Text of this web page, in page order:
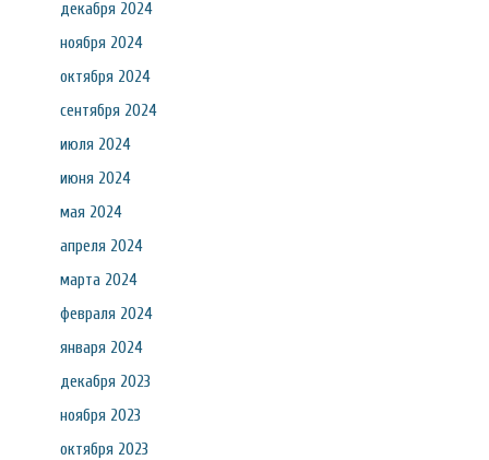
декабря 2024
ноября 2024
октября 2024
сентября 2024
июля 2024
июня 2024
мая 2024
апреля 2024
марта 2024
февраля 2024
января 2024
декабря 2023
ноября 2023
октября 2023